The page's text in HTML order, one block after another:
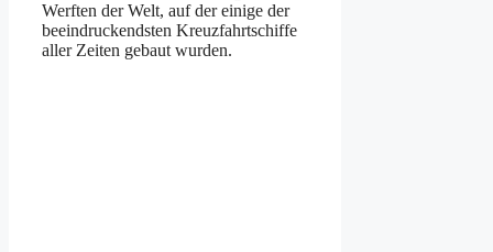
Werften der Welt, auf der einige der
beeindruckendsten Kreuzfahrtschiffe
aller Zeiten gebaut wurden.